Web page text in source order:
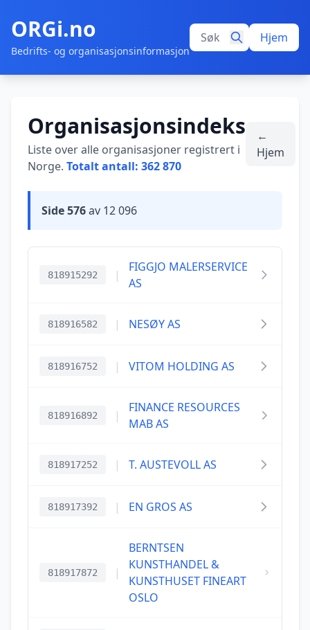
ORGi.no
Bedrifts- og organisasjonsinformasjon
Hjem
Organisasjonsindeks
Liste over alle organisasjoner registrert i
Norge. Totalt antall: 362 870
←
Hjem
Side 576av 12 096
818915292 |
FIGGJO MALERSERVICE
AS
818916582 | NESØY AS
818916752 | VITOM HOLDING AS
818916892 |
FINANCE RESOURCES
MAB AS
818917252 | T. AUSTEVOLL AS
818917392 | EN GROS AS
818917872 |
BERNTSEN
KUNSTHANDEL &
KUNSTHUSET FINEART
OSLO